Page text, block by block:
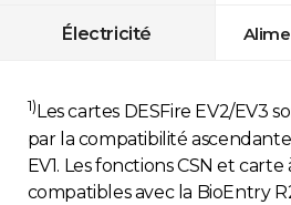
Électricité
1) Les cartes DESFire EV2/EV3
par la compatibilité
EV1. Les fonctions CSN et
compatibles avec la BioEntry